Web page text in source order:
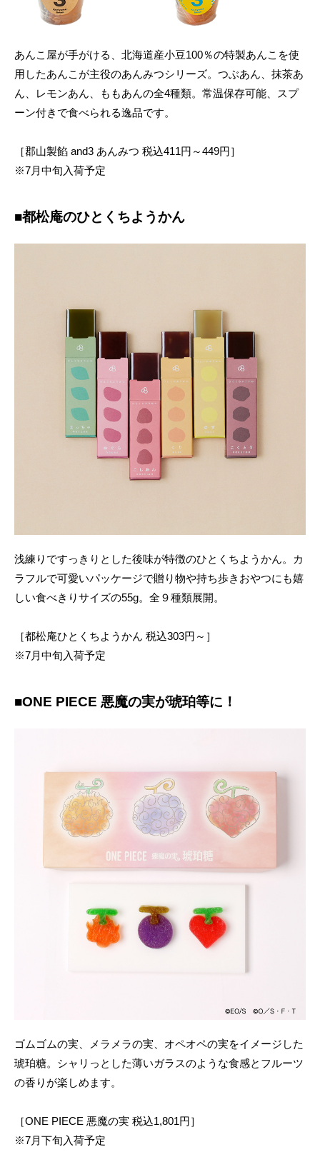
あんこ屋が手がける、北海道産小豆100％の特製あんこを使
用したあんこが主役のあんみつシリーズ。つぶあん、抹茶あ
ん、レモンあん、ももあんの全4種類。常温保存可能、スプ
ーン付きで食べられる逸品です。
［郡山製餡 and3 あんみつ 税込411円～449円］
※7月中旬入荷予定
■都松庵のひとくちようかん
浅練りですっきりとした後味が特徴のひとくちようかん。カ
ラフルで可愛いパッケージで贈り物や持ち歩きおやつにも嬉
しい食べきりサイズの55g。全９種類展開。
［都松庵ひとくちようかん 税込303円～］
※7月中旬入荷予定
■ONE PIECE 悪魔の実が琥珀等に！
ゴムゴムの実、メラメラの実、オペオペの実をイメージした
琥珀糖。シャリっとした薄いガラスのような食感とフルーツ
の香りが楽しめます。
［ONE PIECE 悪魔の実 税込1,801円］
※7月下旬入荷予定